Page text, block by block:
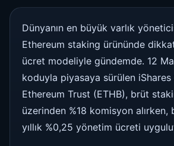
Dünyanın en büyük varlık
Ethereum staking ürününde
ücret modeliyle gündemde. 12
koduyla piyasaya sürülen iShares
Ethereum Trust (ETHB), brüt
üzerinden %18 komisyon alırken,
yıllık %0,25 yönetim ücreti